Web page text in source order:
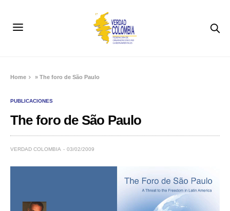
Home »The foro de São Paulo
PUBLICACIONES
The foro de São Paulo
VERDAD COLOMBIA 03/02/2009